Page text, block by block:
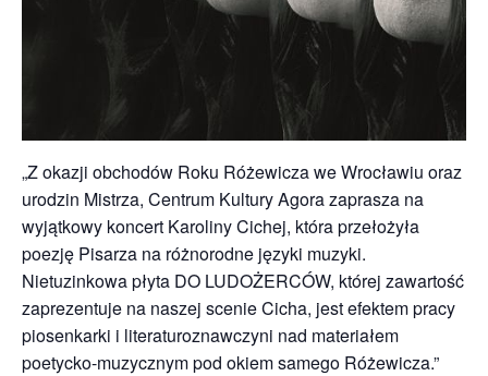
„Z okazji obchodów Roku Różewicza we Wrocławiu oraz
urodzin Mistrza, Centrum Kultury Agora zaprasza na
wyjątkowy koncert Karoliny Cichej, która przełożyła
poezję Pisarza na różnorodne języki muzyki.
Nietuzinkowa płyta DO LUDOŻERCÓW, której zawartość
zaprezentuje na naszej scenie Cicha, jest efektem pracy
piosenkarki i literaturoznawczyni nad materiałem
poetycko-muzycznym pod okiem samego Różewicza.”